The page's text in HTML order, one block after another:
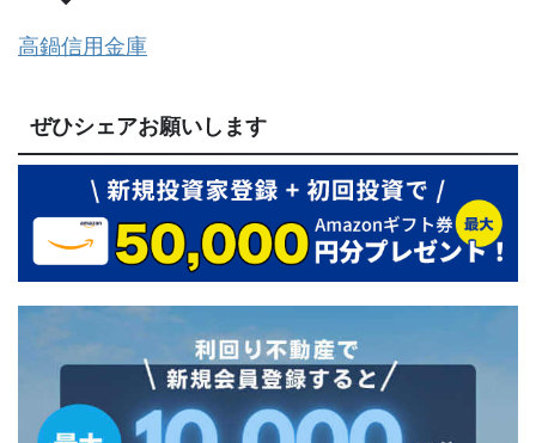
高鍋信用金庫
ぜひシェアお願いします